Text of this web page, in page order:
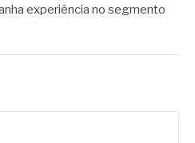
experiência no segmento